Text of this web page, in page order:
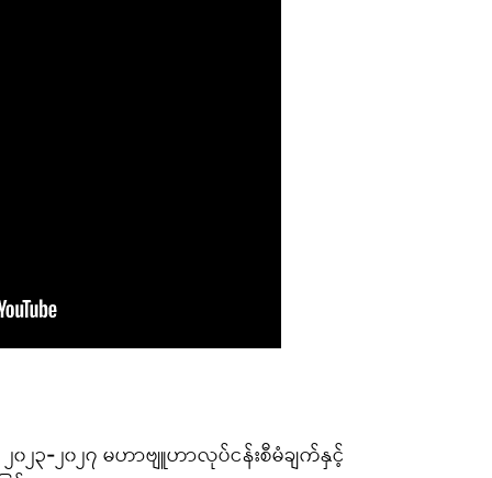
၀၂၃-၂၀၂၇ မဟာဗျူဟာလုပ်ငန်းစီမံချက်နှင့်